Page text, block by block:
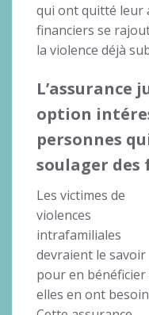
qui ont quitté leur
financiers se
la violence déjà
L’assurance
option
personnes
soulager des
Les victimes de
violences
intrafamiliales
devraient le savoir
pour en bénéficier
elles en ont